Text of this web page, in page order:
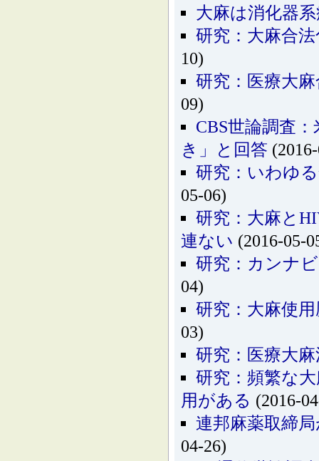
大麻は消化器
研究：大麻合
10)
研究：医療大
09)
CBS世論調査
き」と回答
研究：いわゆ
05-06)
研究：大麻と
連ない (2016-05-
研究：カンナ
04)
研究：大麻使
03)
研究：医療大
研究：頻繁な
用がある (2016-
連邦麻薬取締
04-26)